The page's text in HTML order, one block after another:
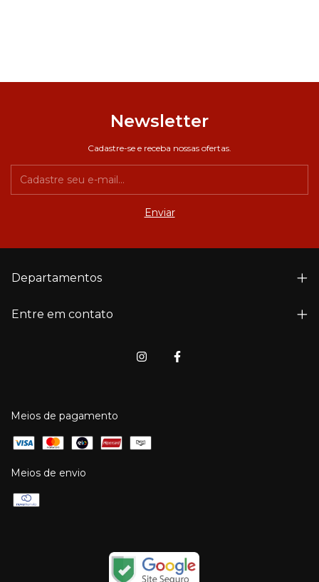
Newsletter
Cadastre-se e receba nossas ofertas.
Departamentos
Entre em contato
Meios de pagamento
Meios de envio